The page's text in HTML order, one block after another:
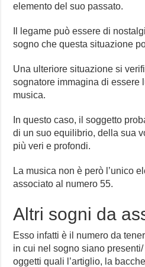
elemento del suo passato.
Il legame può essere di
sogno che questa situazione
Una ulteriore situazione si
sognatore immagina di essere
musica.
In questo caso, il soggetto
di un suo equilibrio, della sua
più veri e profondi.
La musica non è però l’unico
associato al numero 55.
Altri sogni da
Esso infatti è il numero da
in cui nel sogno siano
oggetti quali l’artiglio, la